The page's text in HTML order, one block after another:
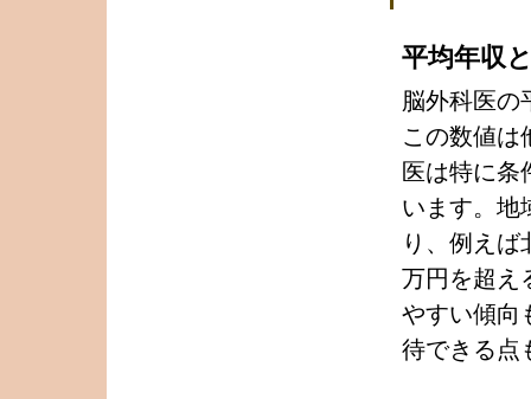
平均年収
脳外科医の
この数値は
医は特に条
います。地
り、例え
万円を超え
やすい傾向
待できる点